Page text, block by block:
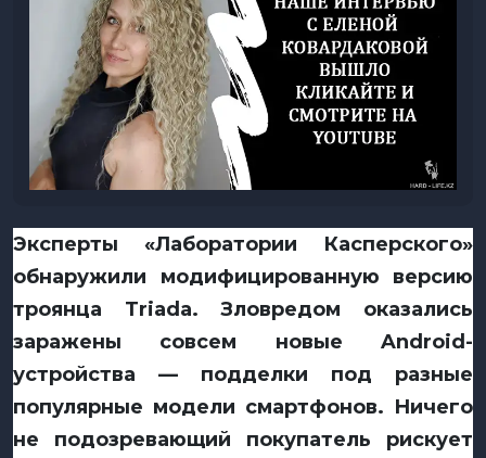
Эксперты «Лаборатории Касперского»
обнаружили модифицированную версию
троянца Triada. Зловредом оказались
заражены совсем новые Android-
устройства — подделки под разные
популярные модели смартфонов. Ничего
не подозревающий покупатель рискует